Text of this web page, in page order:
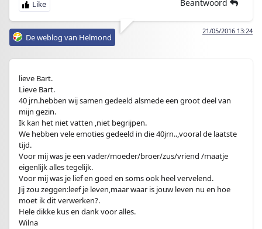
Beantwoord
21/05/2016 13:24
De weblog van Helmond
lieve Bart.
Lieve Bart.
40 jrn.hebben wij samen gedeeld alsmede een groot deel van
mijn gezin.
Ik kan het niet vatten ,niet begrijpen.
We hebben vele emoties gedeeld in die 40jrn..,vooral de laatste
tijd.
Voor mij was je een vader/moeder/broer/zus/vriend /maatje
eigenlijk alles tegelijk.
Voor mij was je lief en goed en soms ook heel vervelend.
Jij zou zeggen:leef je leven,maar waar is jouw leven nu en hoe
moet ik dit verwerken?.
Hele dikke kus en dank voor alles.
Wilna